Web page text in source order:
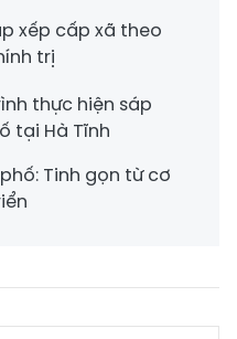
xếp cấp xã theo
trị
thực hiện sáp
tại Hà Tĩnh
Tinh gọn từ cơ